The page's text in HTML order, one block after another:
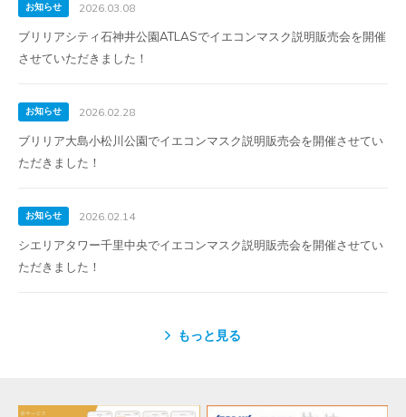
お知らせ 2026.03.08
ブリリアシティ石神井公園ATLASでイエコンマスク説明販売会を開催
させていただきました！
お知らせ 2026.02.28
ブリリア大島小松川公園でイエコンマスク説明販売会を開催させてい
ただきました！
お知らせ 2026.02.14
シエリアタワー千里中央でイエコンマスク説明販売会を開催させてい
ただきました！
もっと見る